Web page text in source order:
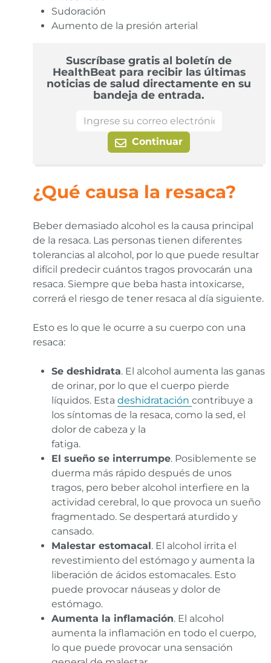
Sudoración
Aumento de la presión arterial
Suscríbase gratis al boletín de
HealthBeat para recibir las últimas
noticias de salud directamente en su
bandeja de entrada.
Continuar
¿Qué causa la resaca?
Beber demasiado alcohol es la causa principal
de la resaca. Las personas tienen diferentes
tolerancias al alcohol, por lo que puede resultar
difícil predecir cuántos tragos provocarán una
resaca. Siempre que beba hasta intoxicarse,
correrá el riesgo de tener resaca al día siguiente.
Esto es lo que le ocurre a su cuerpo con una
resaca:
Se deshidrata. El alcohol aumenta las ganas
de orinar, por lo que el cuerpo pierde
líquidos. Esta deshidratación contribuye a
los síntomas de la resaca, como la sed, el
dolor de cabeza y la
fatiga.
El sueño se interrumpe. Posiblemente se
duerma más rápido después de unos
tragos, pero beber alcohol interfiere en la
actividad cerebral, lo que provoca un sueño
fragmentado. Se despertará aturdido y
cansado.
Malestar estomacal. El alcohol irrita el
revestimiento del estómago y aumenta la
liberación de ácidos estomacales. Esto
puede provocar náuseas y dolor de
estómago.
Aumenta la inflamación. El alcohol
aumenta la inflamación en todo el cuerpo,
lo que puede provocar una sensación